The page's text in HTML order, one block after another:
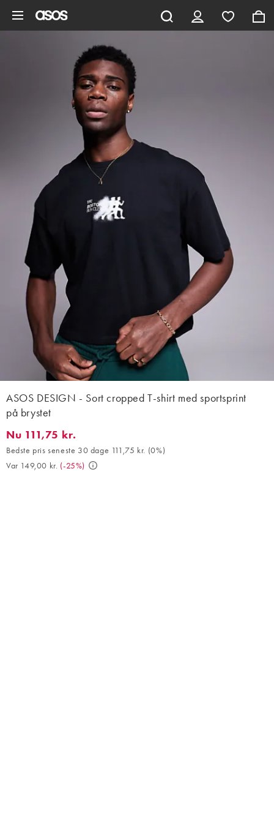
ASOS DESIGN - Sort cropped T-shirt med sportsprint
på brystet
Nu 111,75 kr.. Bedste pris seneste 30 dage 111,75 kr. (0%). Var
Nu 111,75 kr.
Bedste pris seneste 30 dage 111,75 kr. (0%)
Var 149,00 kr. (-25%)